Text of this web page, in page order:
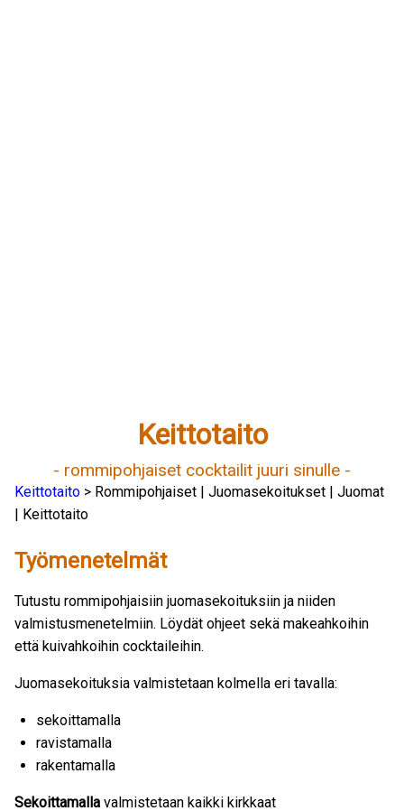
Keittotaito
- rommipohjaiset cocktailit juuri sinulle -
Keittotaito > Rommipohjaiset | Juomasekoitukset | Juomat
| Keittotaito
Työmenetelmät
Tutustu rommipohjaisiin juomasekoituksiin ja niiden
valmistusmenetelmiin. Löydät ohjeet sekä makeahkoihin
että kuivahkoihin cocktaileihin.
Juomasekoituksia valmistetaan kolmella eri tavalla:
sekoittamalla
ravistamalla
rakentamalla
Sekoittamalla valmistetaan kaikki kirkkaat